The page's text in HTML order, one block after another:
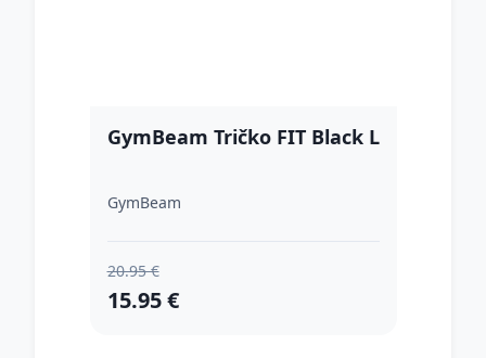
GymBeam Tričko FIT Black L
GymBeam
20.95 €
15.95 €